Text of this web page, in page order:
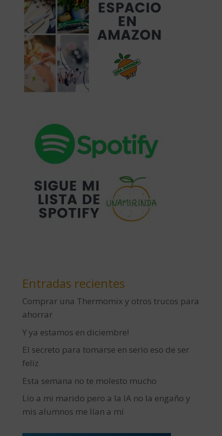
Entradas recientes
Comprar una Thermomix y otros trucos para
ahorrar
Y ya estamos en diciembre!
El secreto para tomarse en serio eso de ser
feliz
Esta semana no te molesto mucho
Lío a mi marido pero a la IA no la engaño y
mis alumnos me lían a mí